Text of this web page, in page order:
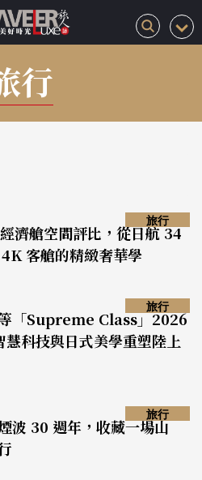
行
濟艙空間評比，從日航 34
客艙的精緻奢華學
旅行
「Supreme Class」2026
科技與日式美學重塑陸上
旅行
波 30 週年，收藏一場山
旅行